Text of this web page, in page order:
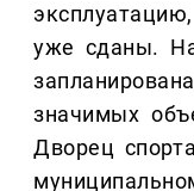
уже сданы.
значимых
Дворец